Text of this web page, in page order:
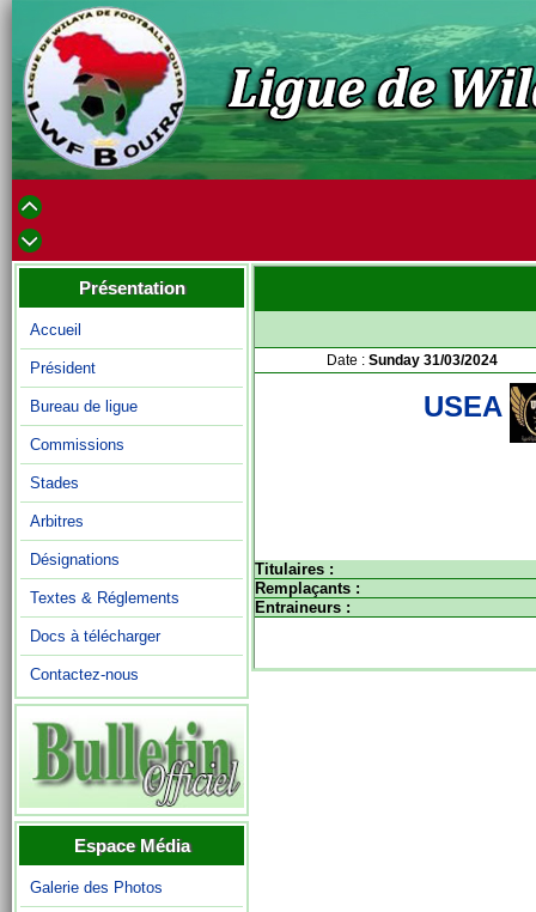
Présentation
Accueil
Président
Bureau de ligue
Commissions
Stades
Arbitres
Désignations
Textes & Réglements
Docs à télécharger
Contactez-nous
Espace Média
Galerie des Photos
Date : Sunday 31/03/2024
USEA
Titulaires :
Remplaçants :
Entraineurs :